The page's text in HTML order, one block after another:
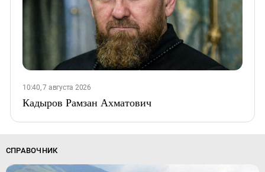
10:40, 7 августа 2026
Кадыров Рамзан Ахматович
СПРАВОЧНИК